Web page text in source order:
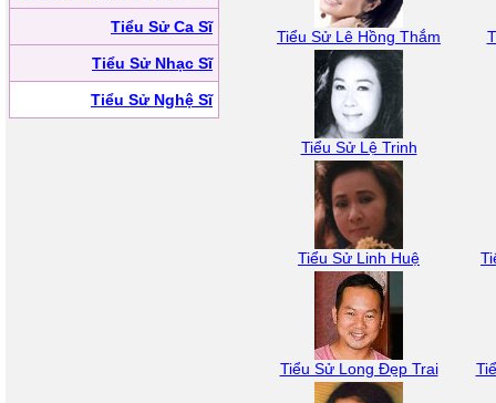
Tiểu Sử Ca Sĩ
Tiểu Sử Nhạc Sĩ
Tiểu Sử Nghệ Sĩ
Tiểu Sử Lê Hồng Thắm
Tiểu Sử Lệ Trinh
Tiểu Sử Linh Huệ
Tiểu Sử Long Đẹp Trai